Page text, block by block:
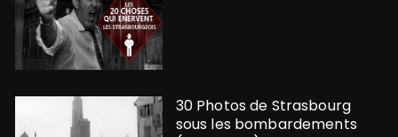
30 Photos de Strasbourg
sous les bombardements